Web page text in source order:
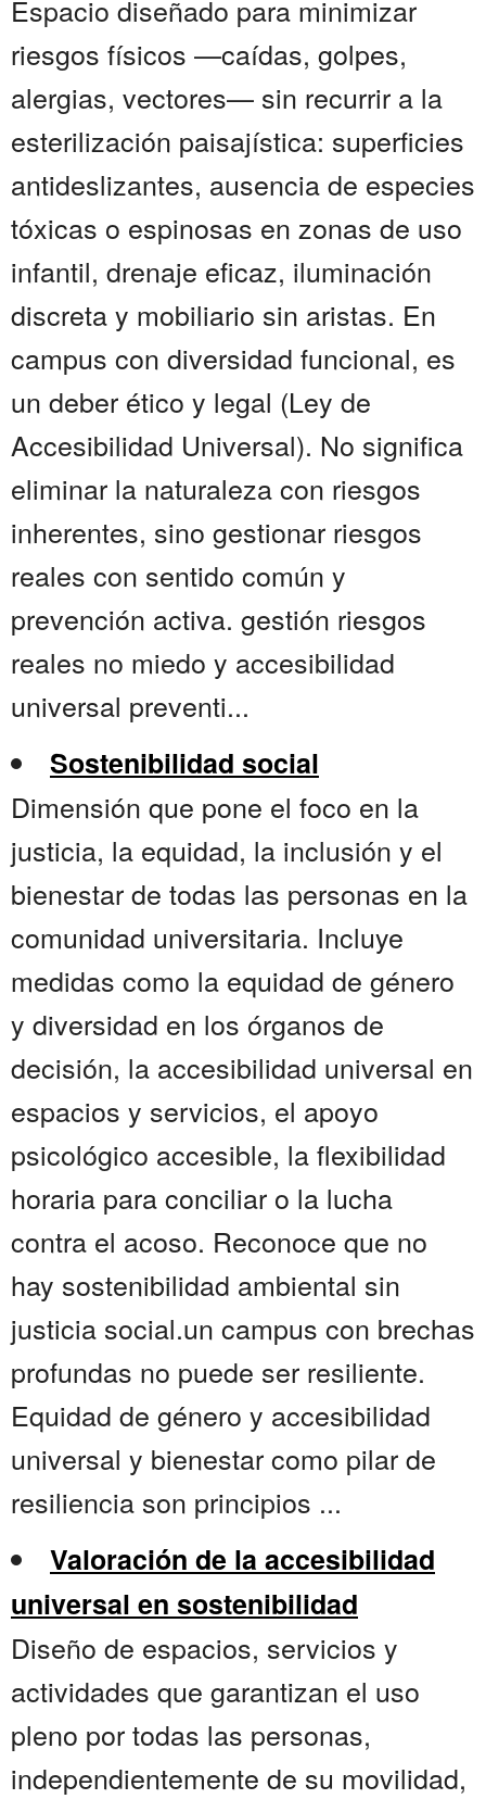
Espacio diseñado para minimizar
riesgos físicos —caídas, golpes,
alergias, vectores— sin recurrir a la
esterilización paisajística: superficies
antideslizantes, ausencia de especies
tóxicas o espinosas en zonas de uso
infantil, drenaje eficaz, iluminación
discreta y mobiliario sin aristas. En
campus con diversidad funcional, es
un deber ético y legal (Ley de
Accesibilidad Universal). No significa
eliminar la naturaleza con riesgos
inherentes, sino gestionar riesgos
reales con sentido común y
prevención activa. gestión riesgos
reales no miedo y accesibilidad
universal preventi...
Sostenibilidad social
Dimensión que pone el foco en la
justicia, la equidad, la inclusión y el
bienestar de todas las personas en la
comunidad universitaria. Incluye
medidas como la equidad de género
y diversidad en los órganos de
decisión, la accesibilidad universal en
espacios y servicios, el apoyo
psicológico accesible, la flexibilidad
horaria para conciliar o la lucha
contra el acoso. Reconoce que no
hay sostenibilidad ambiental sin
justicia social.un campus con brechas
profundas no puede ser resiliente.
Equidad de género y accesibilidad
universal y bienestar como pilar de
resiliencia son principios ...
Valoración de la accesibilidad
universal en sostenibilidad
Diseño de espacios, servicios y
actividades que garantizan el uso
pleno por todas las personas,
independientemente de su movilidad,